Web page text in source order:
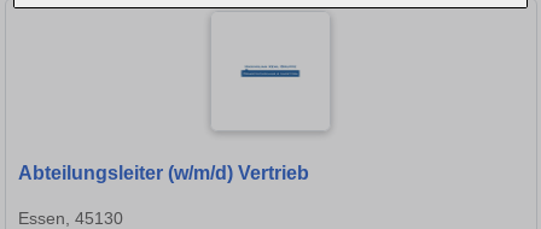
Abteilungsleiter (w/m/d) Vertrieb
Essen, 45130